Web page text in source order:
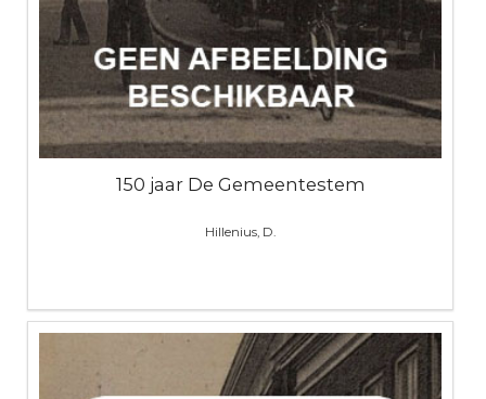
150 jaar De Gemeentestem
Hillenius, D.